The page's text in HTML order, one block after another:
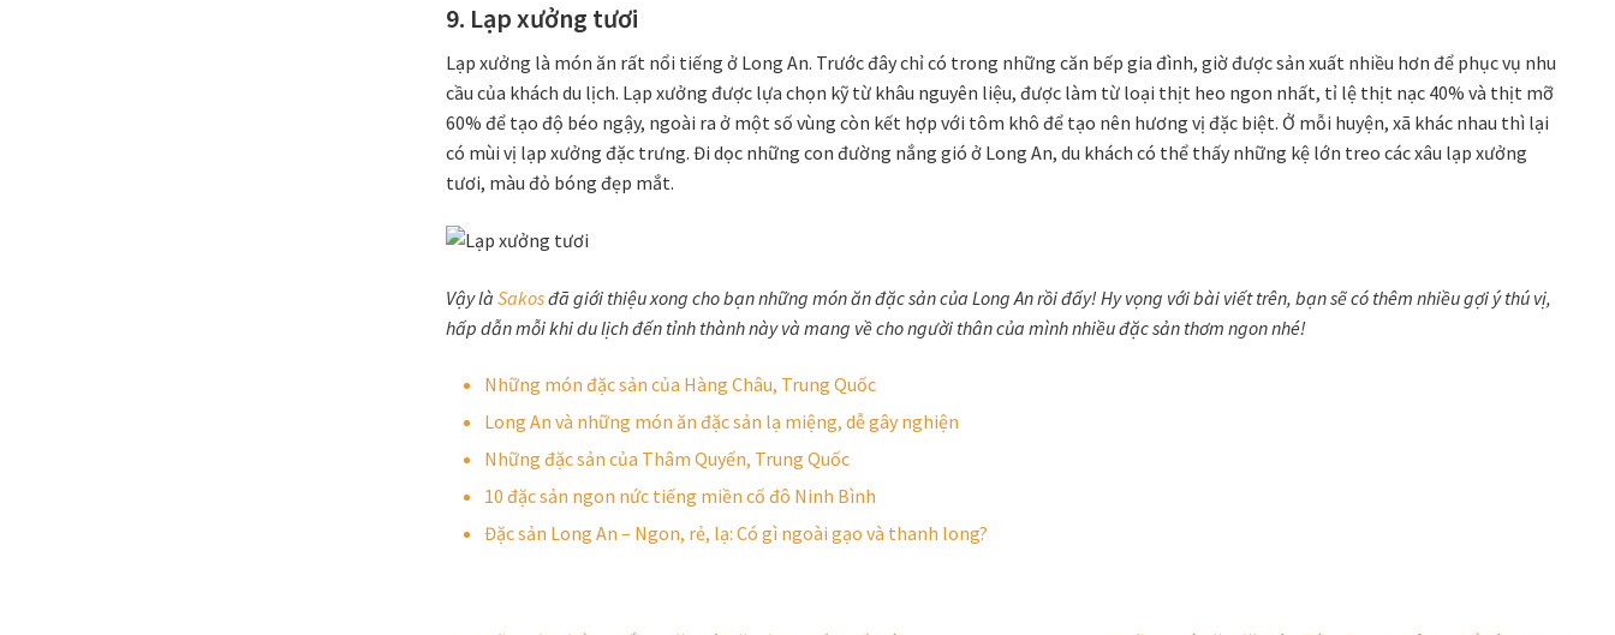
9. Lạp xưởng tươi
Lạp xưởng là món ăn rất nổi tiếng ở Long An. Trước đây chỉ có trong những căn bếp gia đình, giờ được sản xuất nhiều hơn để phục vụ nhu
cầu của khách du lịch. Lạp xưởng được lựa chọn kỹ từ khâu nguyên liệu, được làm từ loại thịt heo ngon nhất, tỉ lệ thịt nạc 40% và thịt mỡ
60% để tạo độ béo ngậy, ngoài ra ở một số vùng còn kết hợp với tôm khô để tạo nên hương vị đặc biệt. Ở mỗi huyện, xã khác nhau thì lại
có mùi vị lạp xưởng đặc trưng. Đi dọc những con đường nắng gió ở Long An, du khách có thể thấy những kệ lớn treo các xâu lạp xưởng
tươi, màu đỏ bóng đẹp mắt.
Vậy là Sakosđã giới thiệu xong cho bạn những món ăn đặc sản của Long An rồi đấy! Hy vọng với bài viết trên, bạn sẽ có thêm nhiều gợi ý thú vị,
hấp dẫn mỗi khi du lịch đến tỉnh thành này và mang về cho người thân của mình nhiều đặc sản thơm ngon nhé!
Những món đặc sản của Hàng Châu, Trung Quốc
Long An và những món ăn đặc sản lạ miệng, dễ gây nghiện
Những đặc sản của Thâm Quyến, Trung Quốc
10 đặc sản ngon nức tiếng miền cố đô Ninh Bình
Đặc sản Long An – Ngon, rẻ, lạ: Có gì ngoài gạo và thanh long?